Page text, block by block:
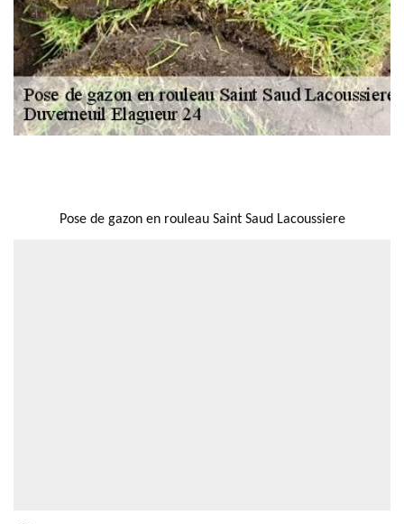
Pose de gazon en rouleau Saint Saud Lacoussiere